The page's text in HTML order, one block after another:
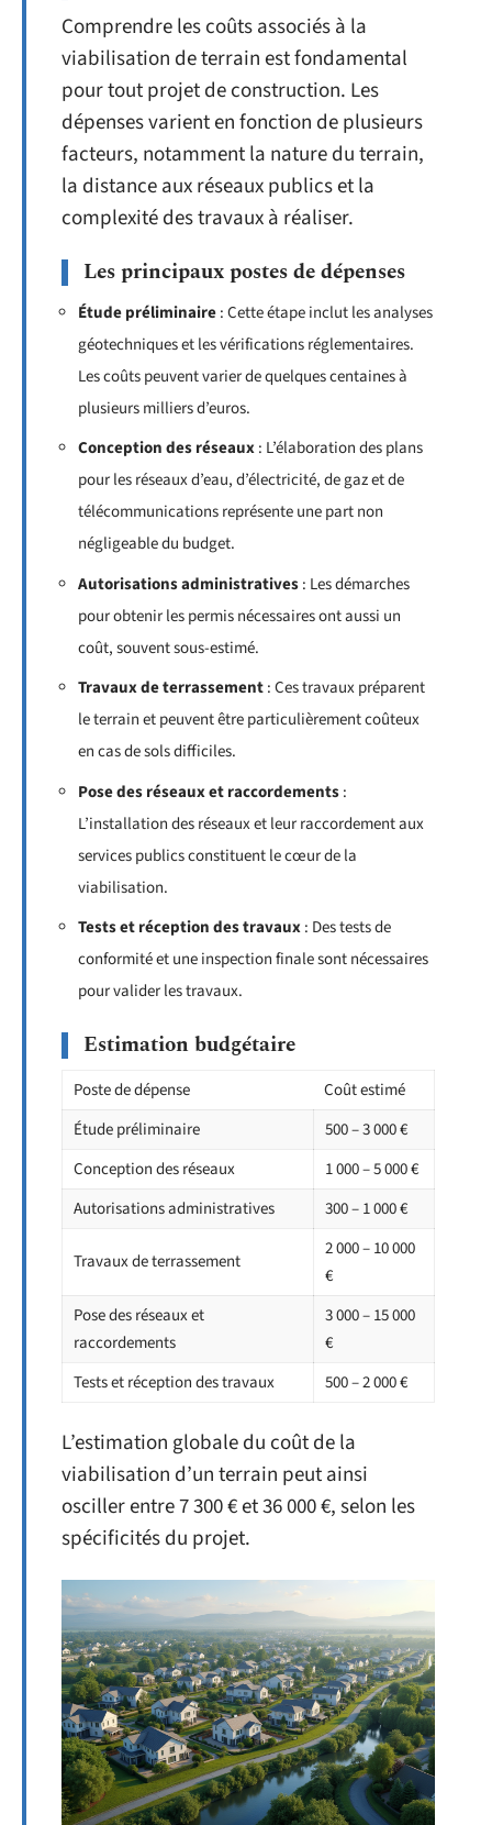
Comprendre les coûts associés à la
viabilisation de terrain est fondamental
pour tout projet de construction. Les
dépenses varient en fonction de plusieurs
facteurs, notamment la nature du terrain,
la distance aux réseaux publics et la
complexité des travaux à réaliser.
Les principaux postes de dépenses
Étude préliminaire: Cette étape inclut les analyses
géotechniques et les vérifications réglementaires.
Les coûts peuvent varier de quelques centaines à
plusieurs milliers d’euros.
Conception des réseaux: L’élaboration des plans
pour les réseaux d’eau, d’électricité, de gaz et de
télécommunications représente une part non
négligeable du budget.
Autorisations administratives: Les démarches
pour obtenir les permis nécessaires ont aussi un
coût, souvent sous-estimé.
Travaux de terrassement: Ces travaux préparent
le terrain et peuvent être particulièrement coûteux
en cas de sols difficiles.
Pose des réseaux et raccordements:
L’installation des réseaux et leur raccordement aux
services publics constituent le cœur de la
viabilisation.
Tests et réception des travaux: Des tests de
conformité et une inspection finale sont nécessaires
pour valider les travaux.
Estimation budgétaire
Poste de dépense
Coût estimé
Étude préliminaire
500 – 3 000 €
Conception des réseaux
1 000 – 5 000 €
Autorisations administratives
300 – 1 000 €
Travaux de terrassement
2 000 – 10 000
€
Pose des réseaux et
raccordements
3 000 – 15 000
€
Tests et réception des travaux
500 – 2 000 €
L’estimation globale du coût de la
viabilisation d’un terrain peut ainsi
osciller entre 7 300 € et 36 000 €, selon les
spécificités du projet.